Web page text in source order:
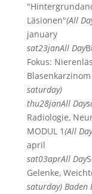
Läsionen"(All
january
sat23janAll Day
Fokus:
saturday)
thu28janAll Day
Radiologie,
MODUL 1(All
april
sat03aprAll Day
Gelenke,
saturday) Baden